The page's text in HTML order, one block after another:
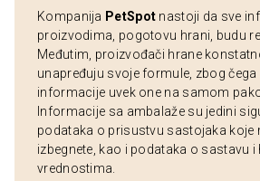
Kompanija PetSpot nastoji da sve
proizvodima, pogotovu hrani, budu
Međutim, proizvođači hrane
unapređuju svoje formule, zbog
informacije uvek one na samom
Informacije sa ambalaže su jedini
podataka o prisustvu sastojaka koje
izbegnete, kao i podataka o sastavu i
vrednostima.